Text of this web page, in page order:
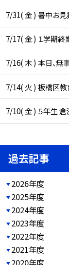
7/31( 金 ) 暑中お見
7/17( 金 ) １学期終
7/16( 木 ) 本日、無
7/14( 火 ) 板橋区
7/10( 金 ) ５年生
過去記事
2026年度
2025年度
2024年度
2023年度
2022年度
2021年度